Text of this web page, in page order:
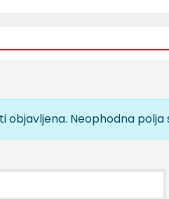
objavljena. Neophodna polja